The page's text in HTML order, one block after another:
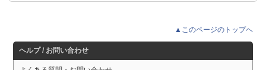
▲このページのトップへ
ヘルプ / お問い合わせ